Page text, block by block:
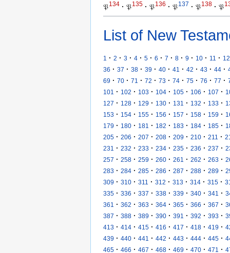
𝔓134 · 𝔓135 · 𝔓136 · 𝔓137 · 𝔓138 · 𝔓
List of New
1 · 2 · 3 · 4 · 5 · 6 · 7 · 8 · 9 · 10 · 11 · 12
36 · 37 · 38 · 39 · 40 · 41 · 42 · 43 · 44 ·
69 · 70 · 71 · 72 · 73 · 74 · 75 · 76 · 77 ·
101
· 102 · 103 · 104 · 105 · 106 · 107 ·
127 · 128 · 129 · 130 · 131 · 132 · 133 ·
153 · 154 · 155 · 156 · 157 · 158 · 159 ·
179 · 180 · 181 · 182 · 183 · 184 · 185 ·
205 · 206 · 207 · 208 · 209 · 210 · 211 ·
231
· 232 · 233 · 234 · 235 · 236 · 237 ·
257 · 258 · 259 · 260 · 261 · 262 · 263 ·
283 · 284 · 285 · 286 · 287 · 288 · 289 ·
309 · 310 · 311 · 312 · 313 · 314 · 315 ·
335 · 336 · 337 · 338 · 339 · 340 · 341 ·
361
· 362 · 363 · 364 · 365 · 366 · 367 ·
387 · 388 · 389 · 390 · 391 · 392 · 393 ·
413 · 414 · 415 · 416 · 417 · 418 · 419 ·
439 · 440 · 441 · 442 · 443 · 444 · 445 ·
465 · 466 · 467 · 468 · 469 · 470 · 471 ·